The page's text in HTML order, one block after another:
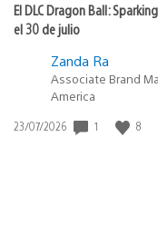
El DLC Dragon Ball:
el 30 de julio
Zanda Ra
Associate Brand
America
Fecha
23/07/2026 1 8